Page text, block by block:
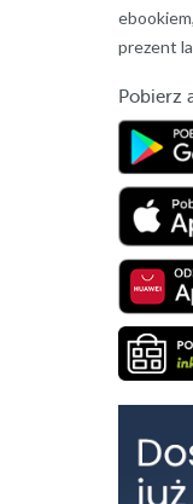
prezent
Pobierz